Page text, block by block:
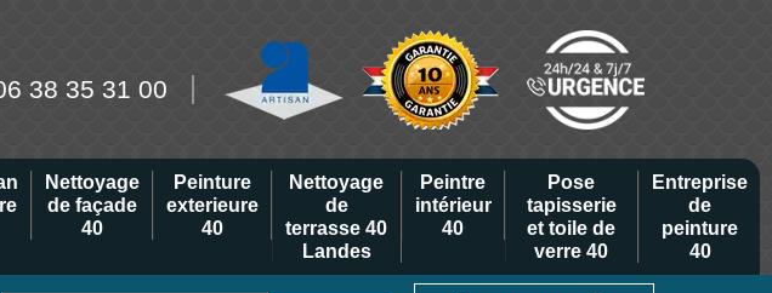
38 35 31 00
Nettoyage
de façade
40
Peinture
exterieure
40
Nettoyage
de
terrasse 40
Landes
Peintre
intérieur
40
Pose
tapisserie
et toile de
verre 40
Entreprise
de
peinture
40